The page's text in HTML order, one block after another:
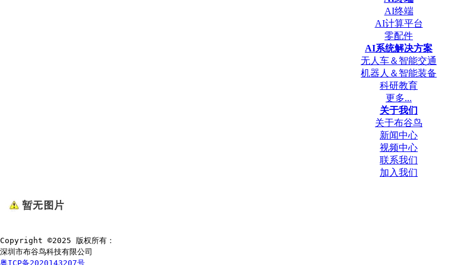
AI终端
AI计算平台
零配件
AI系统解决方案
无人车＆智能交通
机器人＆智能装备
科研教育
更多...
关于我们
关于布谷鸟
新闻中心
视频中心
联系我们
加入我们
Copyright ©2025 版权所有：
深圳市布谷鸟科技有限公司
粤ICP备2020143207号